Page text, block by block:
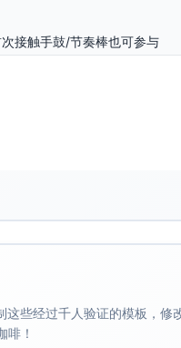
接触手鼓/节奏棒也可参与
些经过千人验证的模板，修
啡！